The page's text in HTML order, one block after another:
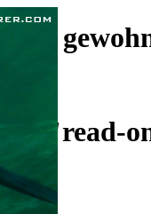
wie
"read-